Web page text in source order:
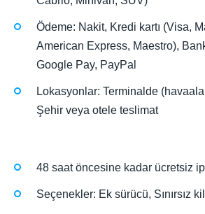
Ödeme: Nakit, Kredi kartı (Visa,
American Express, Maestro),
Google Pay, PayPal
Lokasyonlar: Terminalde
Şehir veya otele teslimat
48 saat öncesine kadar ücretsiz
Seçenekler: Ek sürücü, Sınırsız